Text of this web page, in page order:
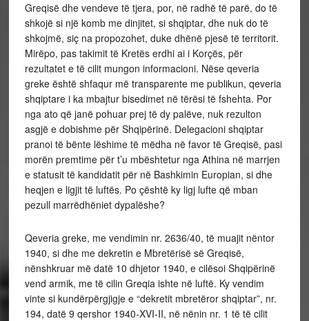
Greqisë dhe vendeve të tjera, por, në radhë të parë, do të
shkojë si një komb me dinjitet, si shqiptar, dhe nuk do të
shkojmë, siç na propozohet, duke dhënë pjesë të territorit.
Mirëpo, pas takimit të Kretës erdhi ai i Korçës, për
rezultatet e të cilit mungon informacioni. Nëse qeveria
greke është shfaqur më transparente me publikun, qeveria
shqiptare i ka mbajtur bisedimet në tërësi të fshehta. Por
nga ato që janë pohuar prej të dy palëve, nuk rezulton
asgjë e dobishme për Shqipërinë. Delegacioni shqiptar
pranoi të bënte lëshime të mëdha në favor të Greqisë, pasi
morën premtime për t’u mbështetur nga Athina në marrjen
e statusit të kandidatit për në Bashkimin Europian, si dhe
heqjen e ligjit të luftës. Po çështë ky ligj lufte që mban
pezull marrëdhëniet dypalëshe?
Qeveria greke, me vendimin nr. 2636/40, të muajit nëntor
1940, si dhe me dekretin e Mbretërisë së Greqisë,
nënshkruar më datë 10 dhjetor 1940, e cilësoi Shqipërinë
vend armik, me të cilin Greqia ishte në luftë. Ky vendim
vinte si kundërpërgjigje e “dekretit mbretëror shqiptar”, nr.
194, datë 9 qershor 1940-XVI-II, në nënin nr. 1 të të cilit